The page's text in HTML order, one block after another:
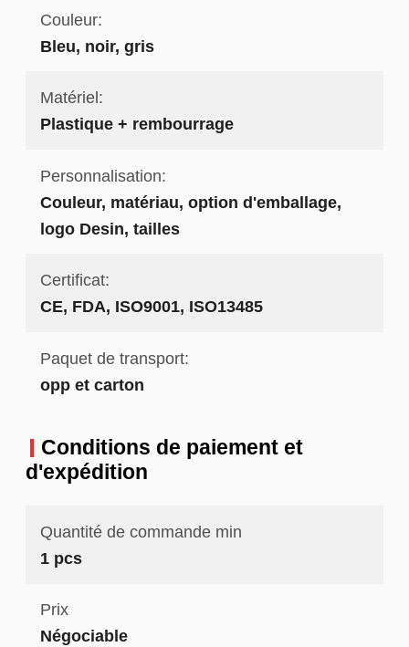
Couleur:
Bleu, noir, gris
Matériel:
Plastique + rembourrage
Personnalisation:
Couleur, matériau, option d'emballage,
logo Desin, tailles
Certificat:
CE, FDA, ISO9001, ISO13485
Paquet de transport:
opp et carton
Conditions de paiement et
d'expédition
Quantité de commande min
1 pcs
Prix
Négociable